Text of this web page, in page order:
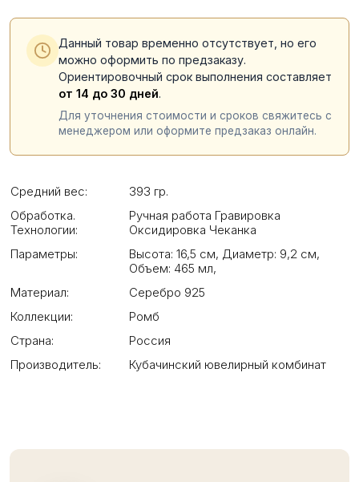
Данный товар временно отсутствует, но его
можно оформить по предзаказу.
Ориентировочный срок выполнения составляет
от 14 до 30 дней.
Для уточнения стоимости и сроков свяжитесь с
менеджером или оформите предзаказ онлайн.
Средний вес:
393 гр.
Обработка.
Технологии:
Ручная работа Гравировка
Оксидировка Чеканка
Параметры:
Высота: 16,5 см, Диаметр: 9,2 см,
Объем: 465 мл,
Материал:
Серебро 925
Коллекции:
Ромб
Страна:
Россия
Производитель:
Кубачинский ювелирный комбинат